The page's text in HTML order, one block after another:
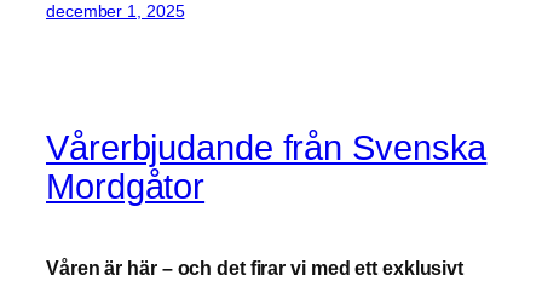
december 1, 2025
Vårerbjudande från Svenska
Mordgåtor
Våren är här – och det firar vi med ett exklusivt